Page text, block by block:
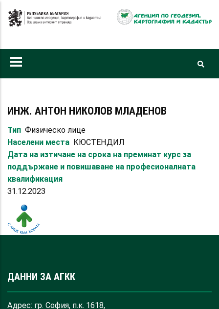
към
ИНЖ. АНТОН НИКОЛОВ МЛАДЕНОВ
Тип Физическо лице
Населени места КЮСТЕНДИЛ
Дата на изтичане на срока на преминат курс за
поддържане и повишаване на професионалната
квалификация
31.12.2023
ДАННИ ЗА АГКК
Адрес: гр. София, п.к. 1618,